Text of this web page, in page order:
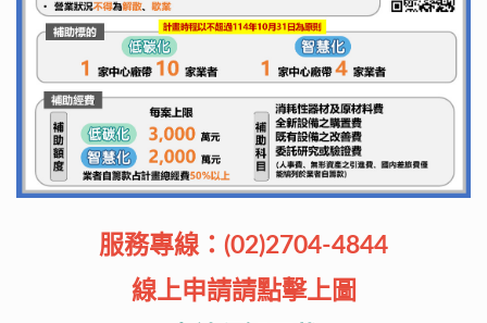
服務專線：(02)2704-4844
線上申請請點擊上圖